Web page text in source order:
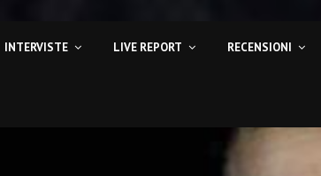
INTERVISTE LIVE REPORT RECENSIONI